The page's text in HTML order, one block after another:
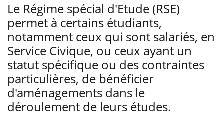
Le Régime spécial d'Etude (RSE)
permet à certains étudiants,
notamment ceux qui sont salariés, en
Service Civique, ou ceux ayant un
statut spécifique ou des contraintes
particulières, de bénéficier
d'aménagements dans le
déroulement de leurs études.